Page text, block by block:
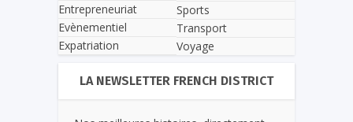
Entrepreneuriat
Evènementiel
Expatriation
Sports
Transport
Voyage
LA NEWSLETTER FRENCH DISTRICT